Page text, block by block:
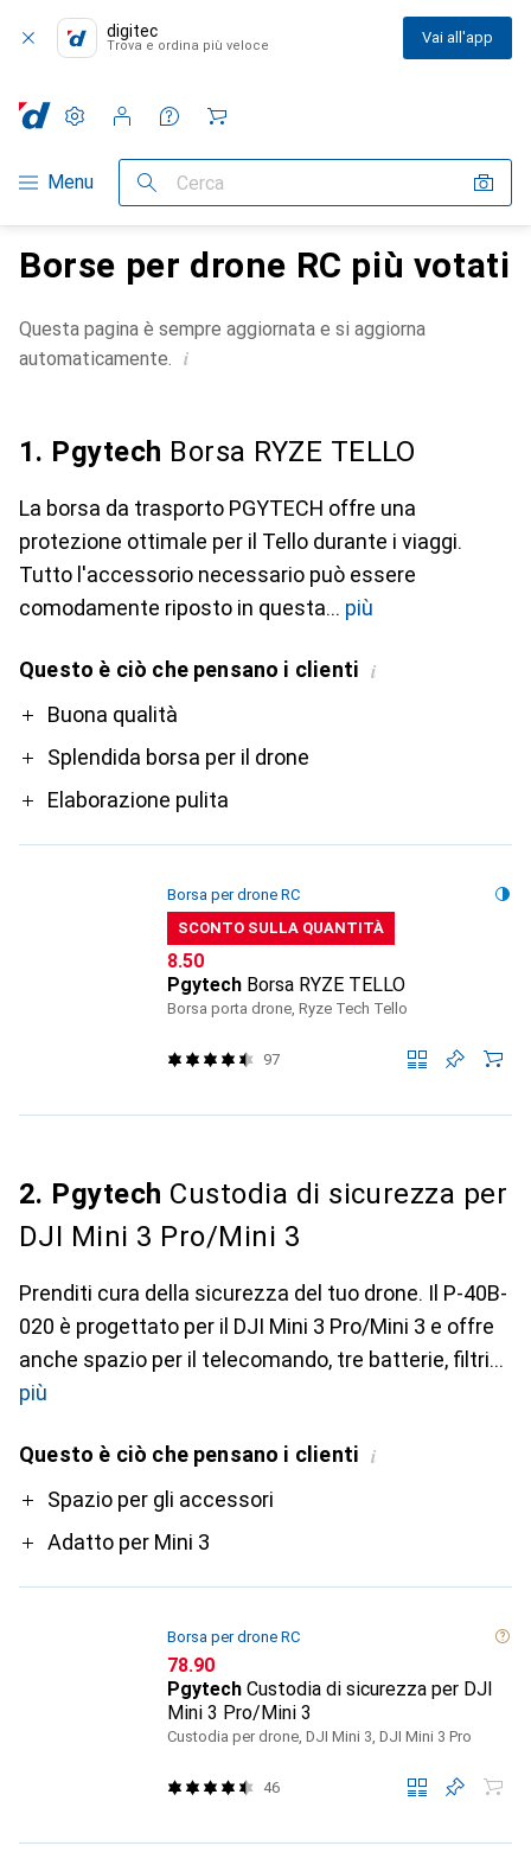
digitec
Trova e ordina più veloce Vai all'app
Categoria Navigazione
Menu Cerca
Impostazioni
Conto cliente
Liste di confronto
Liste dei desideri
Carrello
Borse per drone RC più votati
Questa pagina è sempre aggiornata e si aggiorna
automaticamente. i
1. Pgytech Borsa RYZE TELLO
La borsa da trasporto PGYTECH offre una
protezione ottimale per il Tello durante i viaggi.
Tutto l'accessorio necessario può essere
comodamente riposto in questa
più
Questo è ciò che pensano i clienti i
ProBuona qualità
Splendida borsa per il drone
Elaborazione pulita
Borsa per drone RC
SCONTO SULLA QUANTITÀ
CHF
8.50
Pgytech Borsa RYZE TELLO
Borsa porta drone, Ryze Tech Tello
97
2. Pgytech Custodia di sicurezza per
DJI Mini 3 Pro/Mini 3
Prenditi cura della sicurezza del tuo drone. Il P-40B-
020 è progettato per il DJI Mini 3 Pro/Mini 3 e offre
anche spazio per il telecomando, tre batterie, filtri
più
Questo è ciò che pensano i clienti i
ProSpazio per gli accessori
Adatto per Mini 3
Borsa per drone RC
CHF
78.90
Pgytech Custodia di sicurezza per DJI
Mini 3 Pro/Mini 3
Custodia per drone, DJI Mini 3, DJI Mini 3 Pro
46